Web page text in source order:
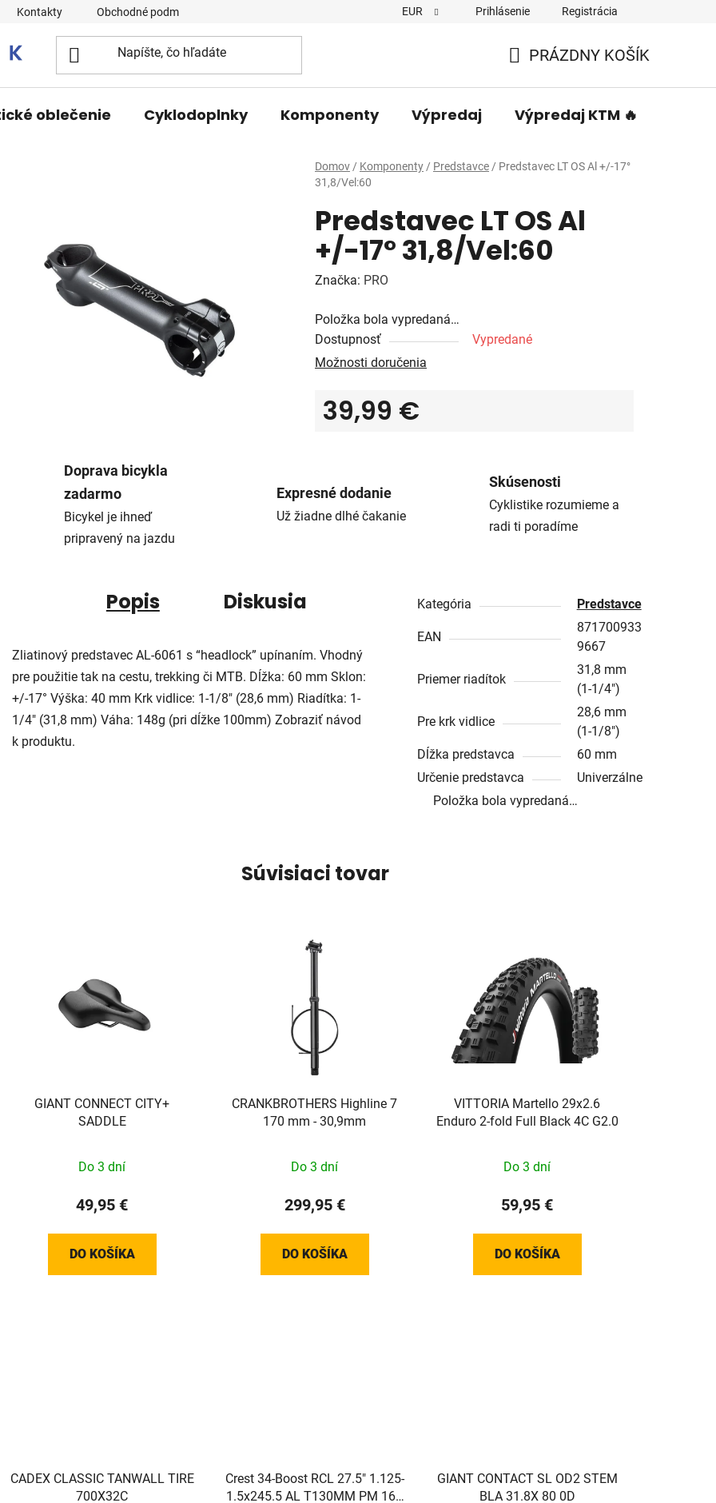
Kontakty Obchodné podmienky EUR Prihlásenie Registrácia
KOŠÍK
PRÁZDNY KOŠÍK
oblečenie Cyklodoplnky Komponenty Výpredaj Výpredaj KTM 🔥
Domov / Komponenty / Predstavce / Predstavec LT OS Al +/-17°
31,8/Vel:60
Predstavec LT OS Al
+/-17° 31,8/Vel:60
Značka: PRO
Položka bola vypredaná…
Dostupnosť
Vypredané
Možnosti doručenia
39,99 €
Doprava bicykla
zadarmo
Bicykel je ihneď
pripravený na jazdu
Expresné dodanie
Už žiadne dlhé čakanie
Skúsenosti
Cyklistike rozumieme a
radi ti poradíme
Popis Diskusia
Zliatinový predstavec AL-6061 s “headlock” upínaním. Vhodný
pre použitie tak na cestu, trekking či MTB. Dĺžka: 60 mm Sklon:
+/-17° Výška: 40 mm Krk vidlice: 1-1/8" (28,6 mm) Riadítka: 1-
1/4" (31,8 mm) Váha: 148g (pri dĺžke 100mm) Zobraziť návod
k produktu.
Kategória Predstavce
EAN
871700933
9667
Priemer riadítok
31,8 mm
(1-1/4")
Pre krk vidlice
28,6 mm
(1-1/8")
Dĺžka predstavca
60 mm
Určenie predstavca
Univerzálne
Položka bola vypredaná…
Súvisiaci tovar
GIANT CONNECT CITY+
SADDLE
Do 3 dní
49,95 €
DO KOŠÍKA
CRANKBROTHERS Highline 7
170 mm - 30,9mm
Do 3 dní
299,95 €
DO KOŠÍKA
VITTORIA Martello 29x2.6
Enduro 2-fold Full Black 4C G2.0
Do 3 dní
59,95 €
DO KOŠÍKA
CADEX CLASSIC TANWALL TIRE
700X32C
Crest 34-Boost RCL 27.5" 1.125-
1.5x245.5 AL T130MM PM 160
GIANT CONTACT SL OD2 STEM
BLA 31.8X 80 0D